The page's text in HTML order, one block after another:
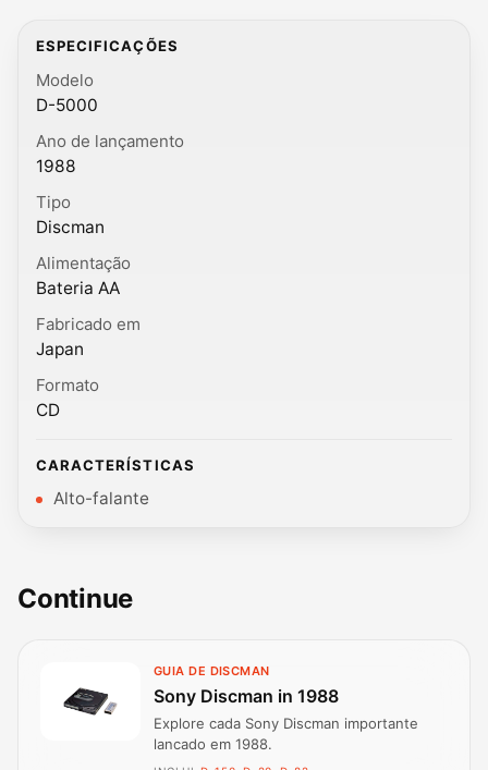
ESPECIFICAÇÕES
Modelo
D-5000
Ano de lançamento
1988
Tipo
Discman
Alimentação
Bateria AA
Fabricado em
Japan
Formato
CD
CARACTERÍSTICAS
Alto-falante
Continue
GUIA DE DISCMAN
Sony Discman in 1988
Explore cada Sony Discman importante
lancado em 1988.